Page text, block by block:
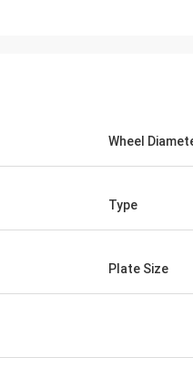
Wheel
Type
Plate Size